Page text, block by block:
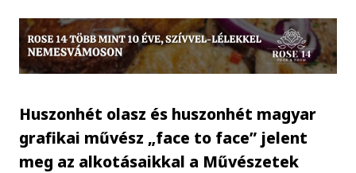
Huszonhét olasz és huszonhét magyar
grafikai művész „face to face” jelent
meg az alkotásaikkal a Művészetek